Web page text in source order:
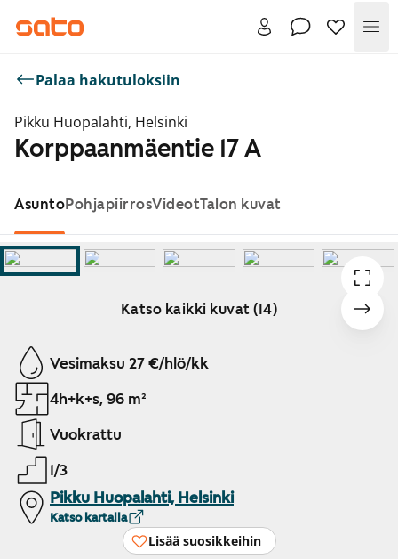
Palaa hakutuloksiin
Pikku Huopalahti, Helsinki
Korppaanmäentie 17 A
AsuntoPohjapiirrosVideotTalon kuvat
Katso kaikki kuvat (14)
Näytetään dia 1 / 14
Vesimaksu 27 €/hlö/kk
4h+k+s, 96 m²
Vuokrattu
1/3
Pikku Huopalahti, Helsinki
Katso kartalla
Lisää suosikkeihin